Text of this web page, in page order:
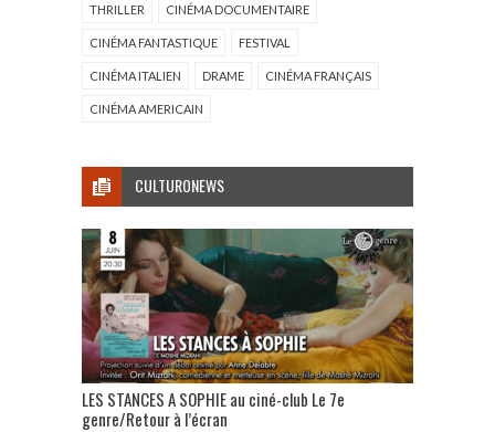
THRILLER CINÉMA DOCUMENTAIRE
CINÉMA FANTASTIQUE FESTIVAL
CINÉMA ITALIEN DRAME CINÉMA FRANÇAIS
CINÉMA AMERICAIN
CULTURONEWS
LES STANCES A SOPHIE au ciné-club Le 7e
genre/Retour à l’écran